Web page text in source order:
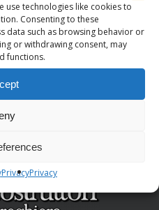
use technologies like cookies to
Consenting to these
data such as browsing behavior or
or withdrawing consent, may
functions.
PrivacyPrivacy
Post
no alla guerra